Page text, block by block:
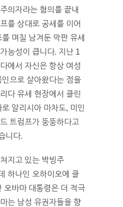
의자라는 혐의를 끝내
를 상대로 공세를 이어
며칠 남겨둔 막판 유세
능성이 큽니다. 지난 1
에서 자신은 항상 여성
으로 살아왔다는 점을
다 유세 현장에서 클린
알리시아 마차도, 미인
트럼프가 뚱뚱하다고
니다.
지고 있는 박빙주
하나인 오하이오에 클
오바마 대통령은 더 적극
는 남성 유권자들을 향